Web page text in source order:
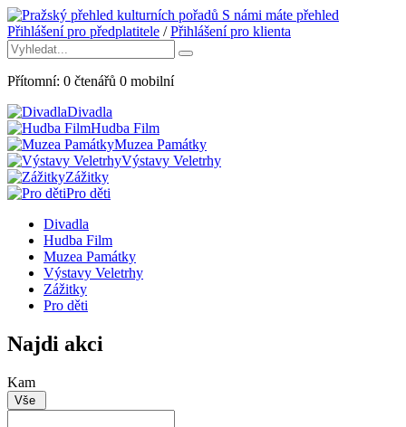
S námi máte přehled
Přihlášení pro předplatitele /Přihlášení pro klienta
Přítomní: 0 čtenářů 0 mobilní
Divadla
Hudba Film
Muzea Památky
Výstavy Veletrhy
Zážitky
Pro děti
Divadla
Hudba Film
Muzea Památky
Výstavy Veletrhy
Zážitky
Pro děti
Najdi akci
Kam
Vše